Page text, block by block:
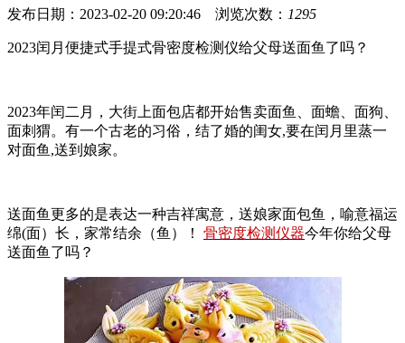
发布日期：2023-02-20 09:20:46 浏览次数： 1295
2023闰月便捷式手提式骨密度检测仪给父母送面鱼了吗？
2023年闰二月，大街上面包店都开始售卖面鱼、面蟾、面狗、
面刺猬。有一个古老的习俗，结了婚的闺女,要在闰月里蒸一
对面鱼,送到娘家。
送面鱼更多的是表达一种吉祥寓意，送娘家面包鱼，喻意福运
绵(面）长，家常结余（鱼）！ 骨密度检测仪器今年你给父母
送面鱼了吗？